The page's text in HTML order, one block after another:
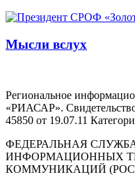
Мысли вслух
Региональное
«РИАСАР».
45850 от 19.07.11
ФЕДЕРАЛЬНАЯ
ИНФОРМАЦИОННЫХ
КОММУНИКАЦИЙ